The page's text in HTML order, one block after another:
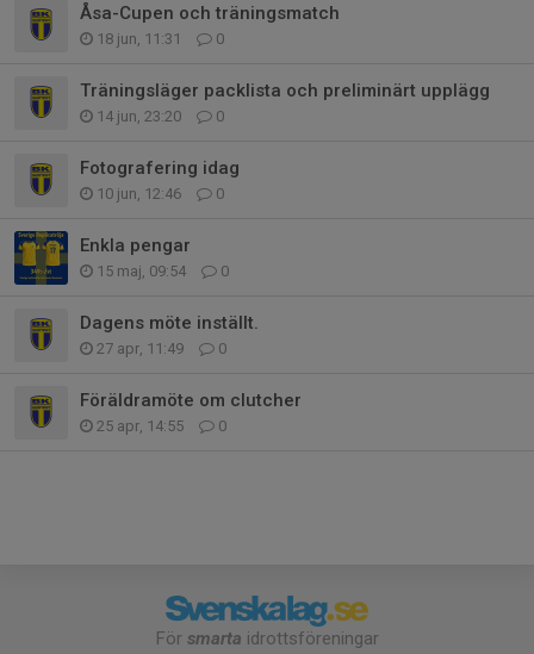
Åsa-Cupen och träningsmatch
18 jun, 11:31 0
Träningsläger packlista och preliminärt upplägg
14 jun, 23:20 0
Fotografering idag
10 jun, 12:46 0
Enkla pengar
15 maj, 09:54 0
Dagens möte inställt.
27 apr, 11:49 0
Föräldramöte om clutcher
25 apr, 14:55 0
För smarta idrottsföreningar